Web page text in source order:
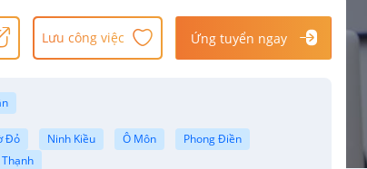
Lưu công việc Ứng tuyển ngay
Đỏ Ninh Kiều Ô Môn
Phong Điền